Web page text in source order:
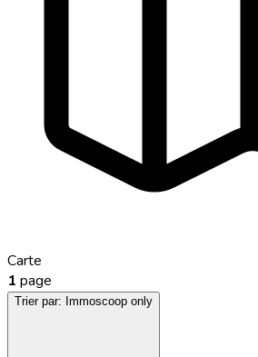
Carte
1 page
Trier par: Immoscoop only